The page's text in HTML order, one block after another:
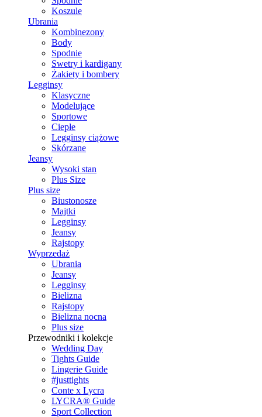
Koszule
Ubrania
Kombinezony
Body
Spodnie
Swetry i kardigany
Żakiety i bombery
Legginsy
Klasyczne
Modelujące
Sportowe
Ciepłe
Legginsy ciążowe
Skórzane
Jeansy
Wysoki stan
Plus Size
Plus size
Biustonosze
Majtki
Legginsy
Jeansy
Rajstopy
Wyprzedaż
Ubrania
Jeansy
Legginsy
Bielizna
Rajstopy
Bielizna nocna
Plus size
Przewodniki i kolekcje
Wedding Day
Tights Guide
Lingerie Guide
#justtights
Conte x Lycra
LYCRA® Guide
Sport Сollection